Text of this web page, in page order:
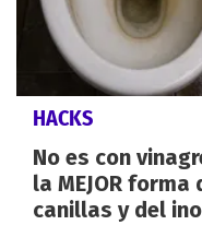
HACKS
No es con
la MEJOR
canillas y del